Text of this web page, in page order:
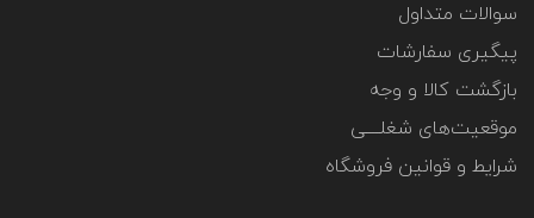
سوالات متداول
پیگیری سفارشات
بازگشت کالا و وجه
موقعیت‌های شغلــــی
شرایط و قوانین فروشگاه